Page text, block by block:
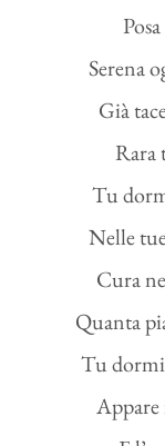
Serena
Già
Rara
Tu
Nelle
Cura
Quanta
Tu
Appare